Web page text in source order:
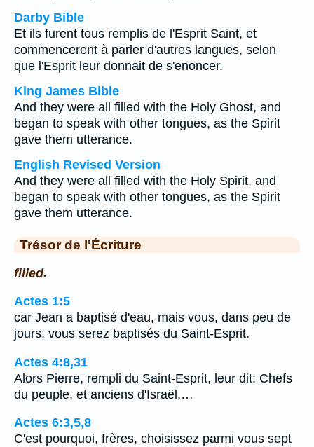
Darby Bible
Et ils furent tous remplis de l'Esprit Saint, et
commencerent à parler d'autres langues, selon
que l'Esprit leur donnait de s'enoncer.
King James Bible
And they were all filled with the Holy Ghost, and
began to speak with other tongues, as the Spirit
gave them utterance.
English Revised Version
And they were all filled with the Holy Spirit, and
began to speak with other tongues, as the Spirit
gave them utterance.
Trésor de l'Écriture
filled.
Actes 1:5
car Jean a baptisé d'eau, mais vous, dans peu de
jours, vous serez baptisés du Saint-Esprit.
Actes 4:8,31
Alors Pierre, rempli du Saint-Esprit, leur dit: Chefs
du peuple, et anciens d'Israël,…
Actes 6:3,5,8
C'est pourquoi, frères, choisissez parmi vous sept